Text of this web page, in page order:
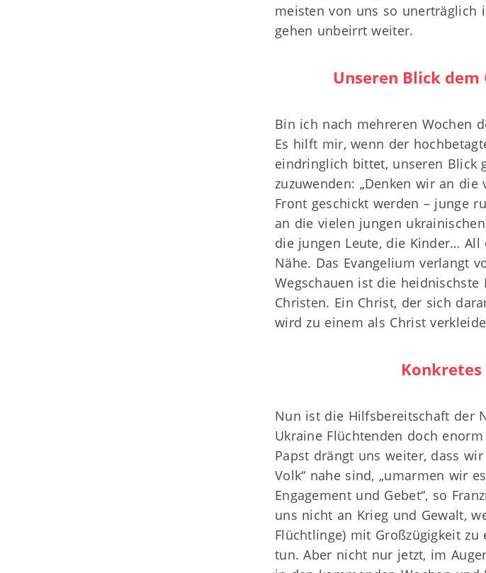
meisten von uns so unerträglich
gehen unbeirrt weiter.
Unseren Blick dem
Bin ich nach mehreren Wochen
Es hilft mir, wenn der
eindringlich bittet, unseren Blick
zuzuwenden: „Denken wir an
Front geschickt werden – junge
an die vielen jungen
die jungen Leute, die Kinder…
Nähe. Das Evangelium verlangt
Wegschauen ist die
Christen. Ein Christ, der sich
wird zu einem als Christ
Nun ist die Hilfsbereitschaft der
Ukraine Flüchtenden doch
Papst drängt uns weiter, dass
Volk“ nahe sind, „umarmen wir
Engagement und Gebet“, so
uns nicht an Krieg und Gewalt,
Flüchtlinge) mit Großzügigkeit
tun. Aber nicht nur jetzt, im